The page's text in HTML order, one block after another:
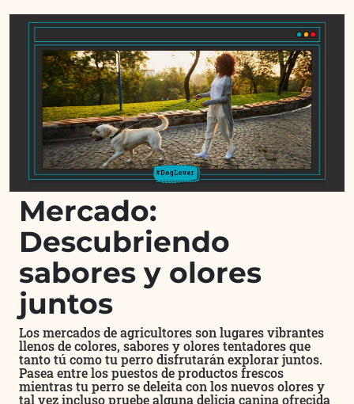
Mercado:
Descubriendo
sabores y olores
juntos
Los mercados de agricultores son lugares vibrantes
llenos de colores, sabores y olores tentadores que
tanto tú como tu perro disfrutarán explorar juntos.
Pasea entre los puestos de productos frescos
mientras tu perro se deleita con los nuevos olores y
tal vez incluso pruebe alguna delicia canina ofrecida